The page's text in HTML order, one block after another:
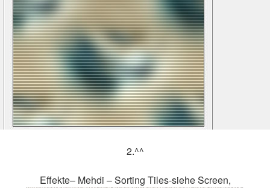
2.^^
Effekte– Mehdi – Sorting Tiles-siehe Screen,